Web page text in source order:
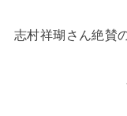
志村祥瑚さん絶賛